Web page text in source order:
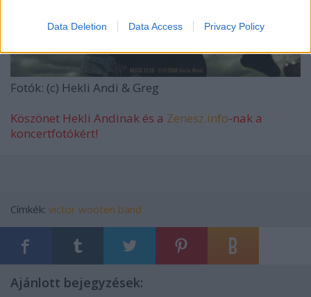
Data Deletion Data Access Privacy Policy
Fotók: (c) Hekli Andi & Greg
Köszönet Hekli Andinak és a Zenesz.info-nak a
koncertfotókért!
Címkék: victor wooten band
Ajánlott bejegyzések: